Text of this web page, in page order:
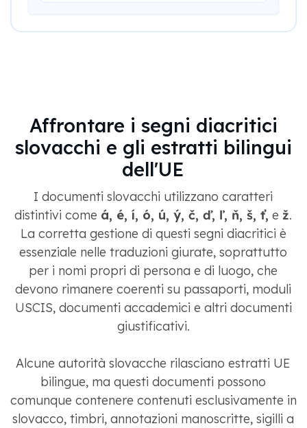
Affrontare i segni diacritici
slovacchi e gli estratti bilingui
dell'UE
I documenti slovacchi utilizzano caratteri
distintivi come á, é, í, ó, ú, ý, č, ď, ľ, ň, š, ť, e ž.
La corretta gestione di questi segni diacritici è
essenziale nelle traduzioni giurate, soprattutto
per i nomi propri di persona e di luogo, che
devono rimanere coerenti su passaporti, moduli
USCIS, documenti accademici e altri documenti
giustificativi.
Alcune autorità slovacche rilasciano estratti UE
bilingue, ma questi documenti possono
comunque contenere contenuti esclusivamente in
slovacco, timbri, annotazioni manoscritte, sigilli a